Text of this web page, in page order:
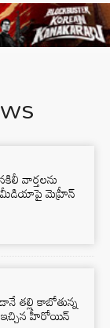
వార్తలను
మెహ్రీన్
తల్లి కాబోతున్న
ఇచ్చిన హీరోయిన్